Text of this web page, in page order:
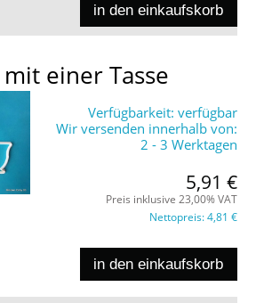
in den einkaufskorb
einer Tasse
Verfügbarkeit: verfügbar
Wir versenden innerhalb von:
2 - 3 Werktagen
5,91 €
Preis inklusive 23,00% VAT
Nettopreis:4,81 €
in den einkaufskorb